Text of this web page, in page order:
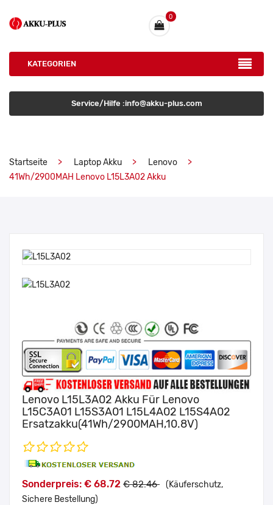
0
KATEGORIEN
Service/Hilfe :info@akku-plus.com
Startseite Laptop Akku
Lenovo
41Wh/2900MAH Lenovo L15L3A02 Akku
Lenovo L15L3A02 Akku Für Lenovo
L15C3A01 L15S3A01 L15L4A02 L15S4A02
Ersatzakku(41Wh/2900MAH,10.8V)
Sonderpreis: € 68.72 € 82.46 (Käuferschutz,
Sichere Bestellung)